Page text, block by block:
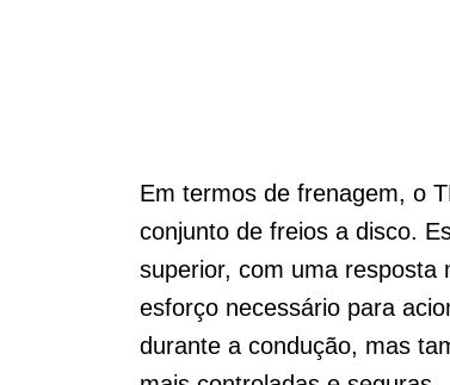
Em termos de frenagem, o
conjunto de freios a disco.
superior, com uma resposta
esforço necessário para
durante a condução, mas